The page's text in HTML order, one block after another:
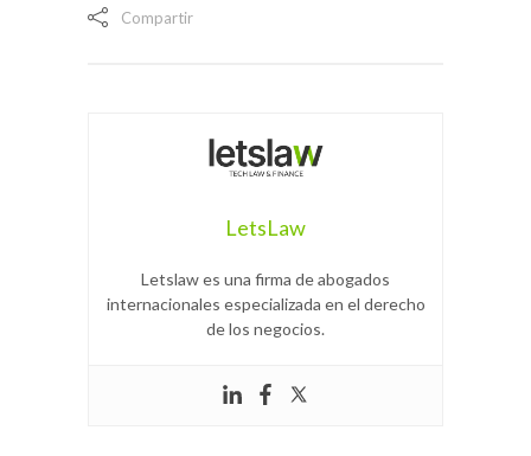
Compartir
LetsLaw
Letslaw es una firma de abogados
internacionales especializada en el derecho
de los negocios.